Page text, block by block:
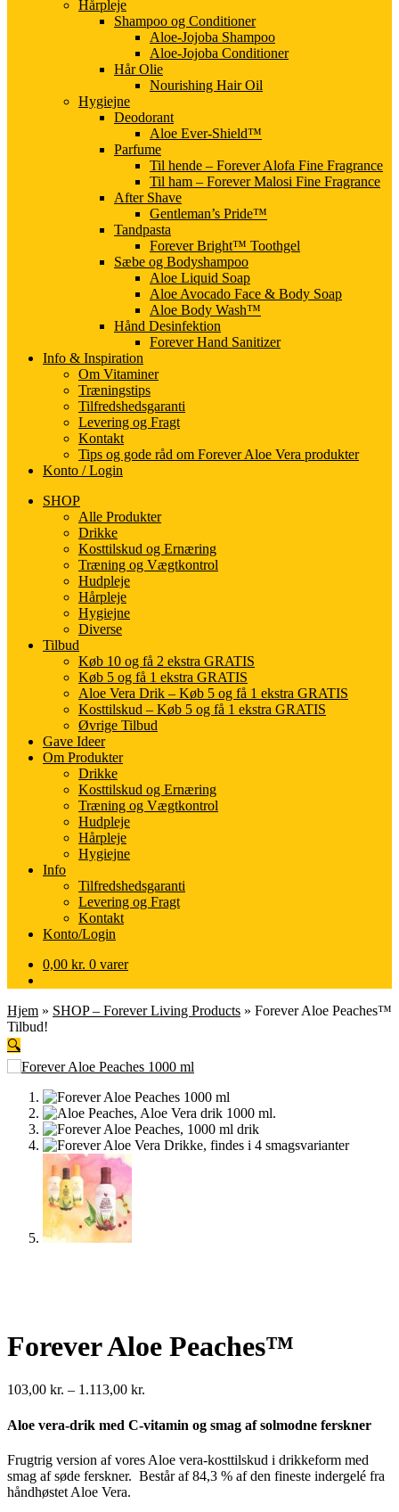
Hårpleje
Shampoo og Conditioner
Aloe-Jojoba Shampoo
Aloe-Jojoba Conditioner
Hår Olie
Nourishing Hair Oil
Hygiejne
Deodorant
Aloe Ever-Shield™
Parfume
Til hende – Forever Alofa Fine Fragrance
Til ham – Forever Malosi Fine Fragrance
After Shave
Gentleman’s Pride™
Tandpasta
Forever Bright™ Toothgel
Sæbe og Bodyshampoo
Aloe Liquid Soap
Aloe Avocado Face & Body Soap
Aloe Body Wash™
Hånd Desinfektion
Forever Hand Sanitizer
Info & Inspiration
Om Vitaminer
Træningstips
Tilfredshedsgaranti
Levering og Fragt
Kontakt
Tips og gode råd om Forever Aloe Vera produkter
Konto / Login
SHOP
Alle Produkter
Drikke
Kosttilskud og Ernæring
Træning og Vægtkontrol
Hudpleje
Hårpleje
Hygiejne
Diverse
Tilbud
Køb 10 og få 2 ekstra GRATIS
Køb 5 og få 1 ekstra GRATIS
Aloe Vera Drik – Køb 5 og få 1 ekstra GRATIS
Kosttilskud – Køb 5 og få 1 ekstra GRATIS
Øvrige Tilbud
Gave Ideer
Om Produkter
Drikke
Kosttilskud og Ernæring
Træning og Vægtkontrol
Hudpleje
Hårpleje
Hygiejne
Info
Tilfredshedsgaranti
Levering og Fragt
Kontakt
Konto/Login
0,00 kr. 0 varer
Hjem » SHOP – Forever Living Products » Forever Aloe Peaches™
Tilbud!
🔍
Forever Aloe Peaches™
103,00 kr. – 1.113,00 kr.
til
1.113,00 kr.
Aloe vera-drik med C-vitamin og smag af solmodne ferskner
Frugtrig version af vores Aloe vera-kosttilskud i drikkeform med
smag af søde ferskner. Består af 84,3 % af den fineste indergelé fra
håndhøstet Aloe Vera.